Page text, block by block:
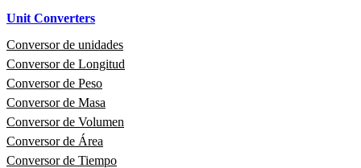
Unit Converters
Conversor de unidades
Conversor de Longitud
Conversor de Peso
Conversor de Masa
Conversor de Volumen
Conversor de Área
Conversor de Tiempo